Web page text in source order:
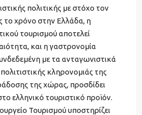
πολιτικής με στόχο τον
το χρόνο στην Ελλάδα, η
τουρισμού αποτελεί
και η γαστρονομία
με τα ανταγωνιστικά
κληρονομιάς της
της χώρας, προσδίδει
ελληνικό τουριστικό προϊόν.
Τουρισμού υποστηρίζει